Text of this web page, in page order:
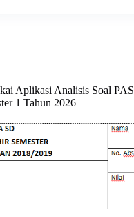
Aplikasi Analisis Soal PAS
1 Tahun 2026